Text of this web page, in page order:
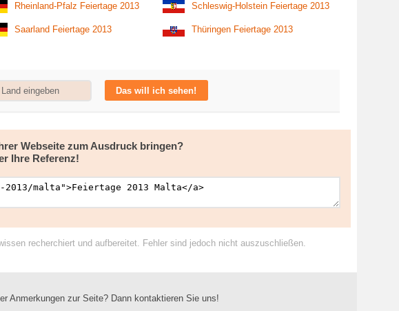
Rheinland-Pfalz Feiertage 2013
Saarland Feiertage 2013
Schleswig-Holstein Feiertage 2013
Thüringen Feiertage 2013
Das will ich sehen!
Webseite zum Ausdruck bringen?
Ihre Referenz!
recherchiert und aufbereitet. Fehler sind jedoch nicht auszuschließen.
Anmerkungen zur Seite? Dann kontaktieren Sie uns!